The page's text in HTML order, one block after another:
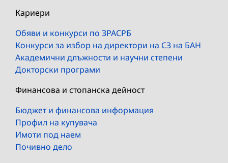
Кариери
Обяви и конкурси по ЗРАСРБ
Конкурси за избор на директори на СЗ на БАН
Академични длъжности и научни степени
Докторски програми
Финансова и стопанска дейност
Бюджет и финансова информация
Профил на купувача
Имоти под наем
Почивно дело